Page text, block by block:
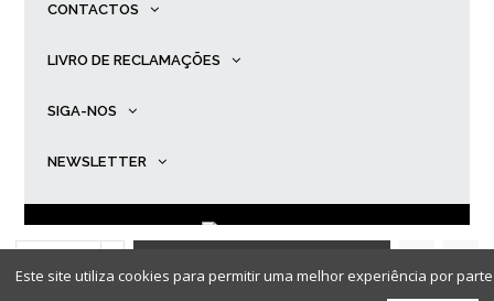
CARRINHO
CONTACTOS
LIVRO DE RECLAMAÇÕES
SIGA-NOS
NEWSLETTER
© Primadona | Desenvolvido por .
Este site utiliza cookies para permitir uma melhor experiência por